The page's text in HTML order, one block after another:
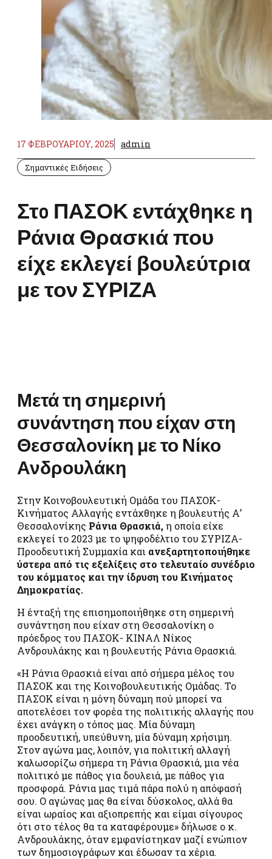
17 ΦΕΒΡΟΥΑΡΊΟΥ, 2025 admin
Σημαντικές Ειδήσεις
Στo ΠΑΣΟΚ εντάχθηκε η
Ράνια Θρασκιά που
είχε εκλεγεί βουλεύτρια
με τον ΣΥΡΙΖΑ
Μετά τη σημερινή
συνάντηση που είχαν στη
Θεσσαλονίκη με το Νίκο
Ανδρουλάκη
Στην Κοινοβουλευτική Ομάδα του ΠΑΣΟΚ-
Κινήματος Αλλαγής εντάχθηκε η βουλευτής Α’
Θεσσαλονίκης Ράνια Θρασκιά,η οποία είχε
εκλεγεί το 2023 με το ψηφοδέλτιο του ΣΥΡΙΖΑ-
Προοδευτική Συμμαχία και ανεξαρτητοποιήθηκε
ύστερα από τις εξελίξεις στο τελευταίο συνέδριο
του κόμματος και την ίδρυση του Κινήματος
Δημοκρατίας.
Η ένταξή της επισημοποιήθηκε στη σημερινή
συνάντηση που είχαν στη Θεσσαλονίκη ο
πρόεδρος του ΠΑΣΟΚ- ΚΙΝΑΛ Νίκος
Ανδρουλάκης και η βουλευτής Ράνια Θρασκιά.
«Η Ράνια Θρασκιά είναι από σήμερα μέλος του
ΠΑΣΟΚ και της Κοινοβουλευτικής Ομάδας. Το
ΠΑΣΟΚ είναι η μόνη δύναμη πού μπορεί να
αποτελέσει τον φορέα της πολιτικής αλλαγής που
έχει ανάγκη ο τόπος μας. Μία δύναμη
προοδευτική, υπεύθυνη, μία δύναμη χρήσιμη.
Στον αγώνα μας, λοιπόν, για πολιτική αλλαγή
καλωσορίζω σήμερα τη Ράνια Θρασκιά, μια νέα
πολιτικό με πάθος για δουλειά, με πάθος για
προσφορά. Ράνια μας τιμά πάρα πολύ η απόφασή
σου. Ο αγώνας μας θα είναι δύσκολος, αλλά θα
είναι ωραίος και αξιοπρεπής και είμαι σίγουρος
ότι στο τέλος θα τα καταφέρουμε» δήλωσε ο κ.
Ανδρουλάκης, όταν εμφανίστηκαν μαζί ενώπιον
των δημοσιογράφων και έδωσαν τα χέρια.